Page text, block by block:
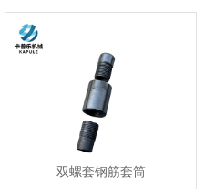
双螺套钢筋套筒